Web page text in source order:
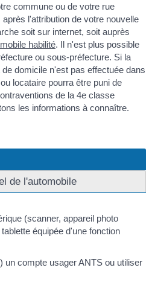
commune ou de votre rue
l'attribution de votre nouvelle
soit sur internet, soit auprès
habilité. Il n'est plus possible
ou sous-préfecture. Si la
domicile n'est pas effectuée dans
locataire pourra être puni de
de la 4e classe
les informations à connaître.
de l'automobile
(scanner, appareil photo
équipée d'une fonction
un compte usager ANTS ou utiliser